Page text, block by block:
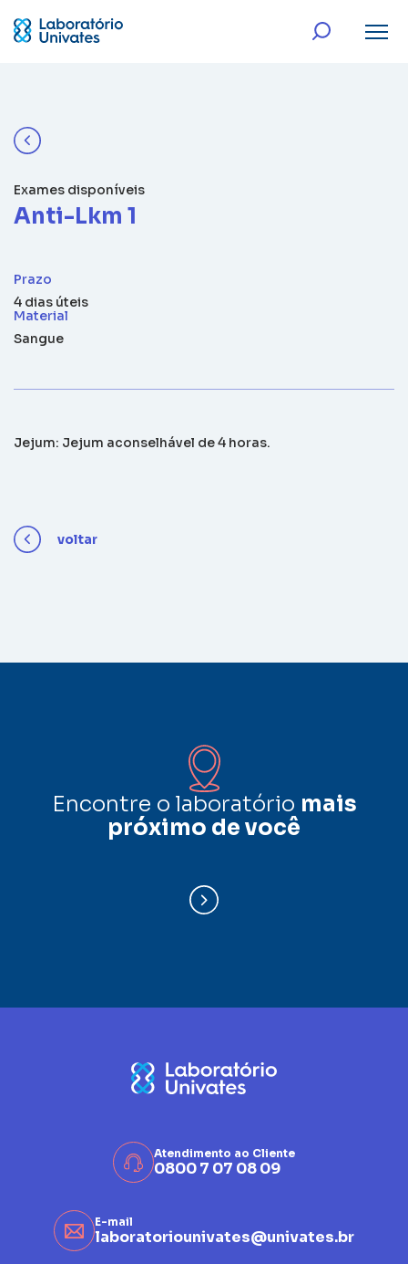
Exames disponíveis
Anti-Lkm 1
Prazo
4 dias úteis
Material
Sangue
Jejum: Jejum aconselhável de 4 horas.
voltar
Encontre o laboratório mais
próximo de você
Atendimento ao Cliente
0800 7 07 08 09
E-mail
laboratoriounivates@univates.br